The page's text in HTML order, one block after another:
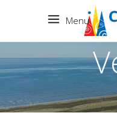
Menu